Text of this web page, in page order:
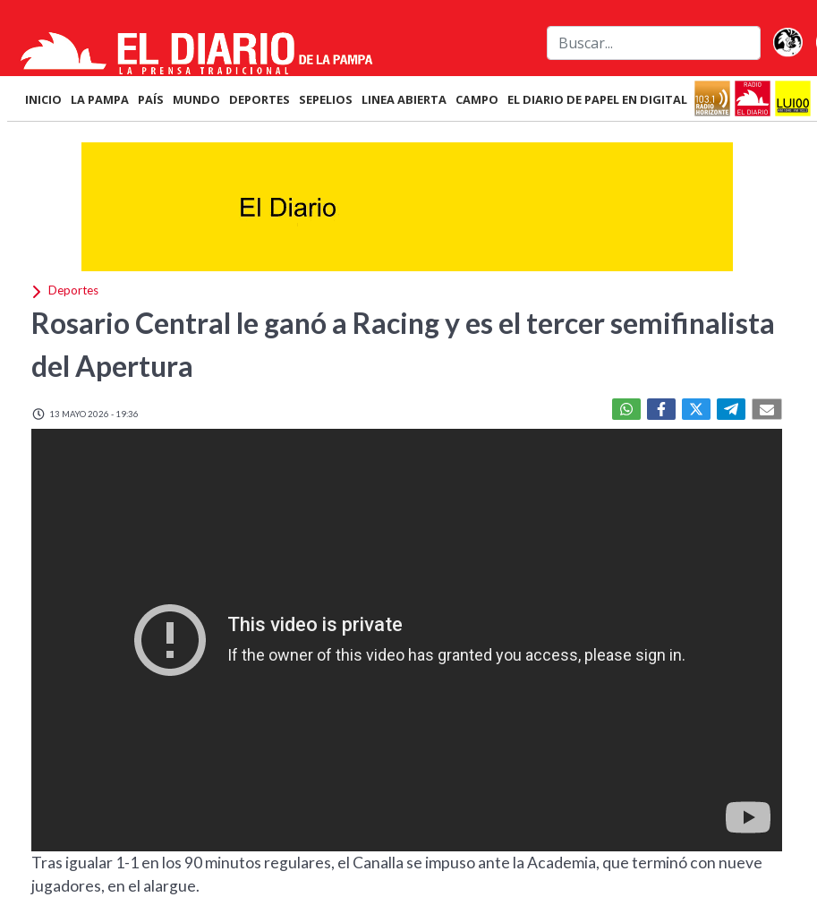
INICIO LA PAMPA PAÍS MUNDO DEPORTES SEPELIOS LINEA ABIERTA CAMPO EL DIARIO DE PAPEL EN DIGITAL
Deportes
Rosario Central le ganó a Racing y es el tercer semifinalista
del Apertura
13 MAYO 2026 - 19:36
Tras igualar 1-1 en los 90 minutos regulares, el Canalla se impuso ante la Academia, que terminó con nueve
jugadores, en el alargue.